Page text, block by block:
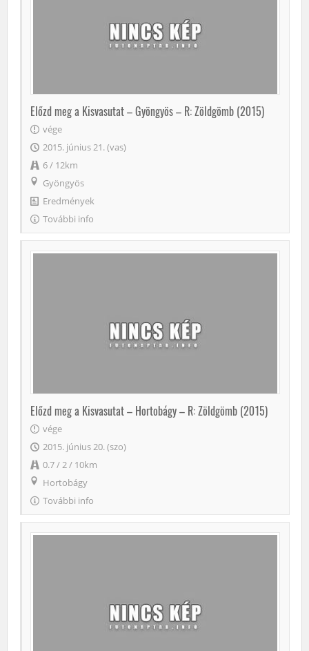
Előzd meg a Kisvasutat – Gyöngyös – R: Zöldgömb (2015)
vége
2015. június 21. (vas)
6 / 12km
Gyöngyös
Eredmények
További info
Előzd meg a Kisvasutat – Hortobágy – R: Zöldgömb (2015)
vége
2015. június 20. (szo)
0.7 / 2 / 10km
Hortobágy
További info